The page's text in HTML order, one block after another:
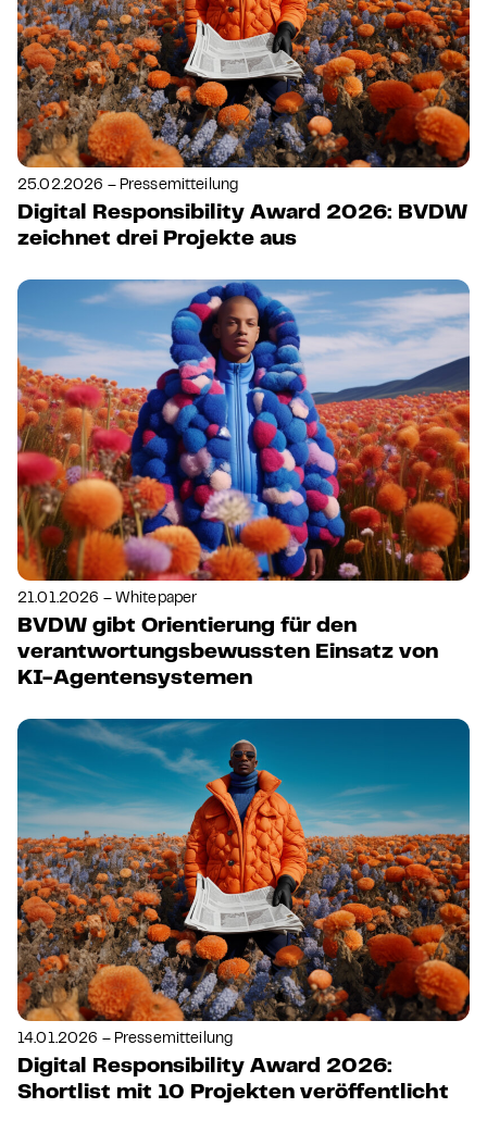
25.02.2026 – Pressemitteilung
Digital Responsibility Award 2026: BVDW
zeichnet drei Projekte aus
21.01.2026 – Whitepaper
BVDW gibt Orientierung für den
verantwortungsbewussten Einsatz von
KI-Agentensystemen
14.01.2026 – Pressemitteilung
Digital Responsibility Award 2026:
Shortlist mit 10 Projekten veröffentlicht